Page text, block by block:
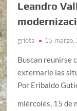
Leandro
grieta 15 marzo,
Buscan reunirse
externarle las
Por Eribaldo
miércoles, 15 de